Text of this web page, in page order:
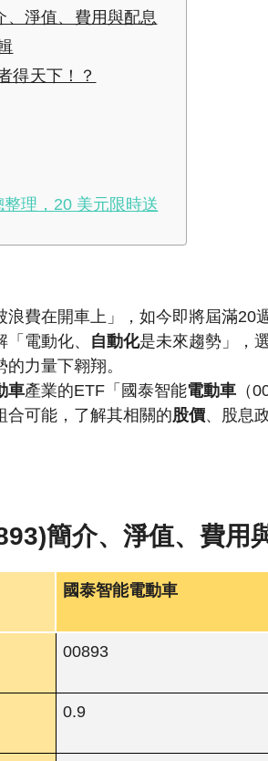
、淨值、費用與配息
得天下！？
理，20 美元限時送
浪費在開車上」，如今即將屆滿20
電動化、
自動化是未來趨勢」，
力量下翱翔。
車產業的ETF「國泰智能電動車（
合可能，了解其相關的股價、股息政
簡介、淨值、費用
國泰智能電動車
00893
0.9